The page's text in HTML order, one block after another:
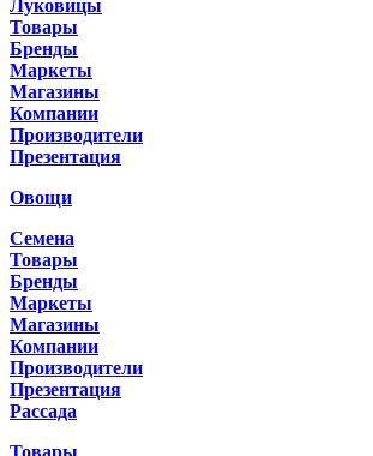
Луковицы
Товары
Бренды
Маркеты
Магазины
Компании
Производители
Презентация
Овощи
Семена
Товары
Бренды
Маркеты
Магазины
Компании
Производители
Презентация
Рассада
Товары